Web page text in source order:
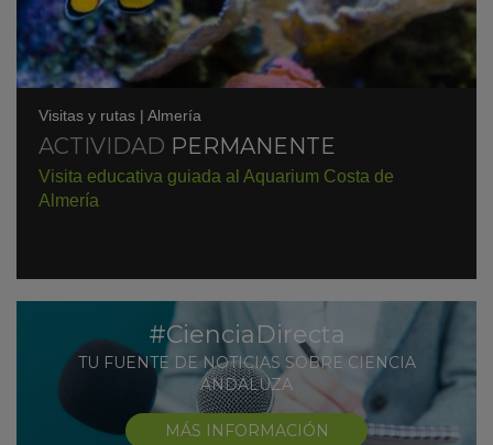
Visitas y rutas | Almería
ACTIVIDAD PERMANENTE
Visita educativa guiada al Aquarium Costa de
Almería
#CienciaDirecta
TU FUENTE DE NOTICIAS SOBRE CIENCIA
ANDALUZA
MÁS INFORMACIÓN